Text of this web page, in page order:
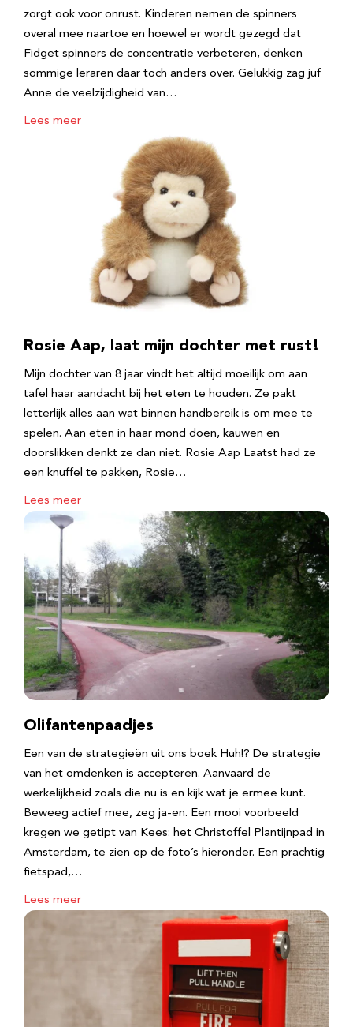
zorgt ook voor onrust. Kinderen nemen de spinners
overal mee naartoe en hoewel er wordt gezegd dat
Fidget spinners de concentratie verbeteren, denken
sommige leraren daar toch anders over. Gelukkig zag juf
Anne de veelzijdigheid van…
Lees meer
Rosie Aap, laat mijn dochter met rust!
Mijn dochter van 8 jaar vindt het altijd moeilijk om aan
tafel haar aandacht bij het eten te houden. Ze pakt
letterlijk alles aan wat binnen handbereik is om mee te
spelen. Aan eten in haar mond doen, kauwen en
doorslikken denkt ze dan niet. Rosie Aap Laatst had ze
een knuffel te pakken, Rosie…
Lees meer
Olifantenpaadjes
Een van de strategieën uit ons boek Huh!? De strategie
van het omdenken is accepteren. Aanvaard de
werkelijkheid zoals die nu is en kijk wat je ermee kunt.
Beweeg actief mee, zeg ja-en. Een mooi voorbeeld
kregen we getipt van Kees: het Christoffel Plantijnpad in
Amsterdam, te zien op de foto’s hieronder. Een prachtig
fietspad,…
Lees meer